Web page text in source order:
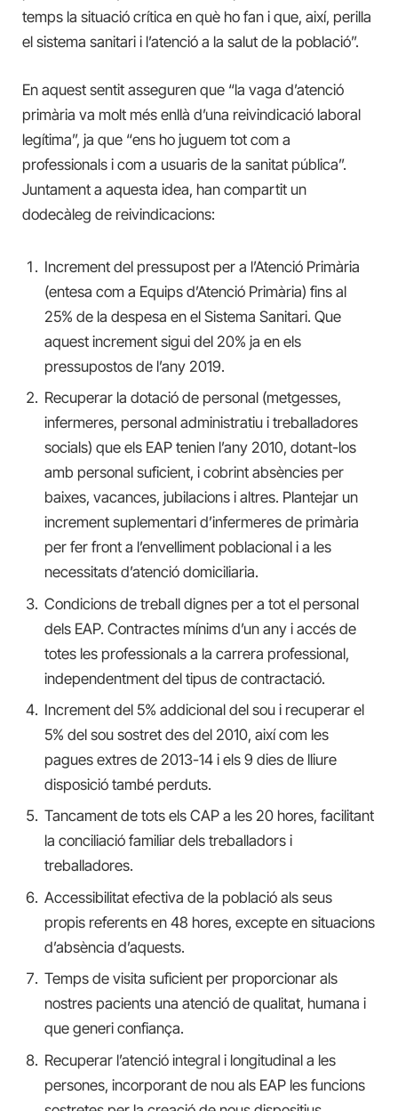
temps la situació crítica en què ho fan i que, així, perilla
el sistema sanitari i l’atenció a la salut de la població”.
En aquest sentit asseguren que “la vaga d’atenció
primària va molt més enllà d’una reivindicació laboral
legítima”, ja que “ens ho juguem tot com a
professionals i com a usuaris de la sanitat pública”.
Juntament a aquesta idea, han compartit un
dodecàleg de reivindicacions:
Increment del pressupost per a l’Atenció Primària
(entesa com a Equips d’Atenció Primària) fins al
25% de la despesa en el Sistema Sanitari. Que
aquest increment sigui del 20% ja en els
pressupostos de l’any 2019.
Recuperar la dotació de personal (metgesses,
infermeres, personal administratiu i treballadores
socials) que els EAP tenien l’any 2010, dotant-los
amb personal suficient, i cobrint absències per
baixes, vacances, jubilacions i altres. Plantejar un
increment suplementari d’infermeres de primària
per fer front a l’envelliment poblacional i a les
necessitats d’atenció domiciliaria.
Condicions de treball dignes per a tot el personal
dels EAP. Contractes mínims d’un any i accés de
totes les professionals a la carrera professional,
independentment del tipus de contractació.
Increment del 5% addicional del sou i recuperar el
5% del sou sostret des del 2010, així com les
pagues extres de 2013-14 i els 9 dies de lliure
disposició també perduts.
Tancament de tots els CAP a les 20 hores, facilitant
la conciliació familiar dels treballadors i
treballadores.
Accessibilitat efectiva de la població als seus
propis referents en 48 hores, excepte en situacions
d’absència d’aquests.
Temps de visita suficient per proporcionar als
nostres pacients una atenció de qualitat, humana i
que generi confiança.
Recuperar l’atenció integral i longitudinal a les
persones, incorporant de nou als EAP les funcions